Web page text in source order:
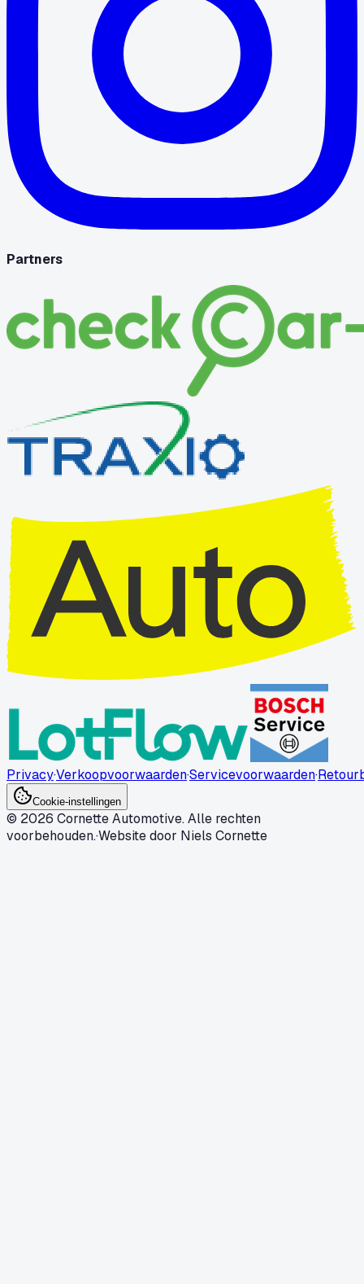
Partners
Privacy·Verkoopvoorwaarden·Servicevoorwaarden·
Cookie-instellingen
© 2026 Cornette Automotive. Alle rechten
voorbehouden.·Website door Niels Cornette